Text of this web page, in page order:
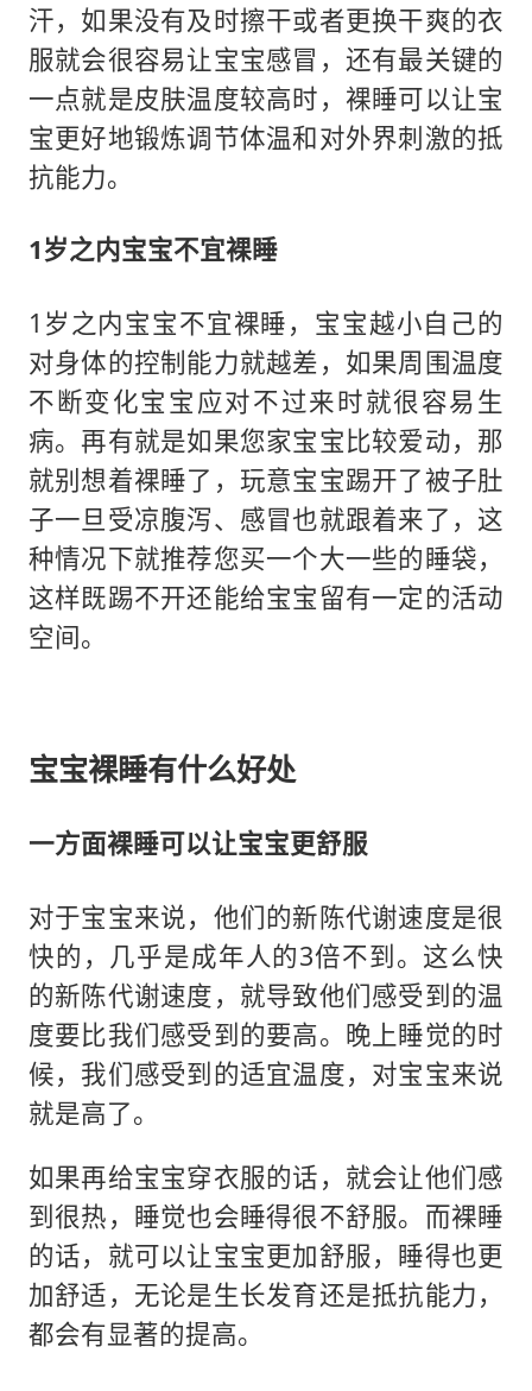
汗，如果没有及时擦干或者更换干爽的衣
服就会很容易让宝宝感冒，还有最关键的
一点就是皮肤温度较高时，裸睡可以让宝
宝更好地锻炼调节体温和对外界刺激的抵
抗能力。
1岁之内宝宝不宜裸睡
1岁之内宝宝不宜裸睡，宝宝越小自己的
对身体的控制能力就越差，如果周围温度
不断变化宝宝应对不过来时就很容易生
病。再有就是如果您家宝宝比较爱动，那
就别想着裸睡了，玩意宝宝踢开了被子肚
子一旦受凉腹泻、感冒也就跟着来了，这
种情况下就推荐您买一个大一些的睡袋，
这样既踢不开还能给宝宝留有一定的活动
空间。
宝宝裸睡有什么好处
一方面裸睡可以让宝宝更舒服
对于宝宝来说，他们的新陈代谢速度是很
快的，几乎是成年人的3倍不到。这么快
的新陈代谢速度，就导致他们感受到的温
度要比我们感受到的要高。晚上睡觉的时
候，我们感受到的适宜温度，对宝宝来说
就是高了。
如果再给宝宝穿衣服的话，就会让他们感
到很热，睡觉也会睡得很不舒服。而裸睡
的话，就可以让宝宝更加舒服，睡得也更
加舒适，无论是生长发育还是抵抗能力，
都会有显著的提高。